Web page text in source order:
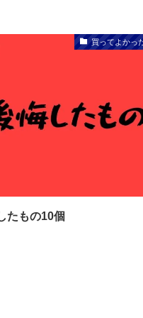
買ってよかっ
たもの10個